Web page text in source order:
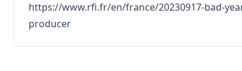
https://www.rfi.fr/en/france/20230917-bad-
producer